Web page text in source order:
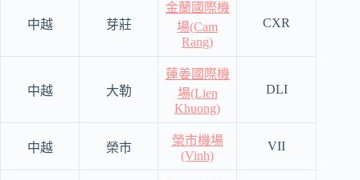
中越 芽莊
金蘭國際機
場(Cam
Rang)
CXR
中越 大勒
蓮姜國際機
場(Lien
Khuong)
DLI
中越 榮市
榮市機場
(Vinh)
VII